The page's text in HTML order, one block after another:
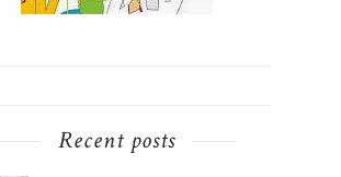
Recent posts